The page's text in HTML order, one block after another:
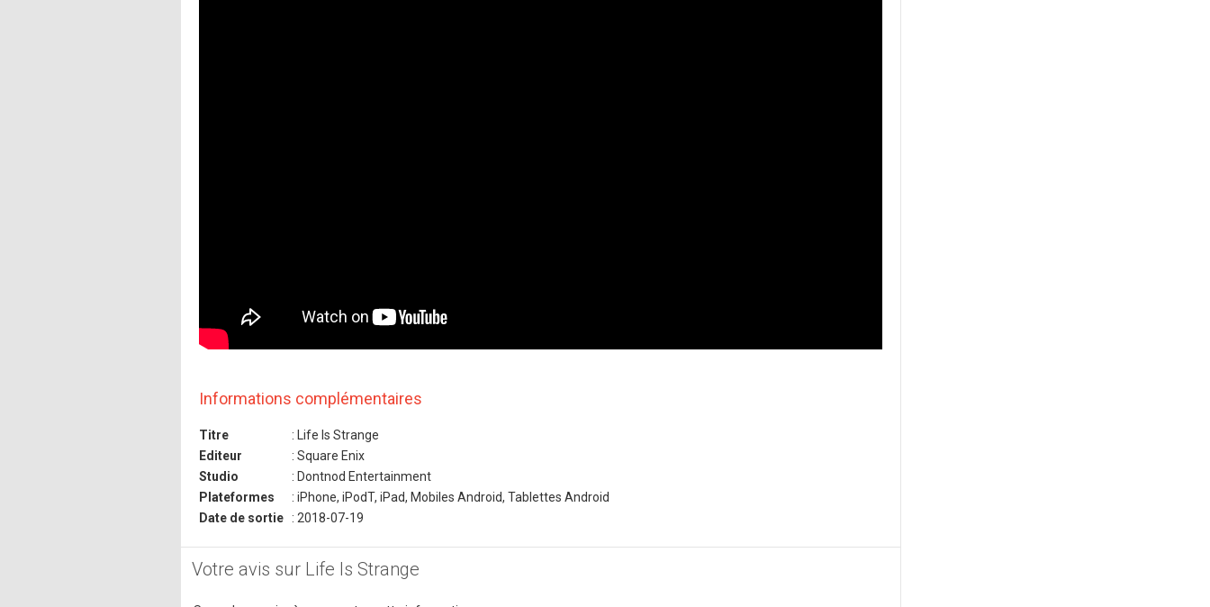
Informations complémentaires
Titre
: Life Is Strange
Editeur
: Square Enix
Studio
: Dontnod Entertainment
Plateformes
: iPhone, iPodT, iPad, Mobiles Android, Tablettes Android
Date de sortie
: 2018-07-19
Votre avis sur Life Is Strange